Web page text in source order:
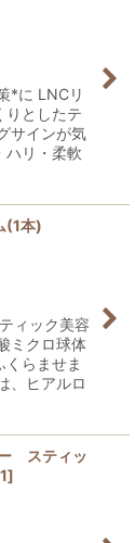
*に LNCリ
りとしたテ
サインが気
ハリ・柔軟
(1本)
ィック美容
ミクロ球体
らませま
、ヒアルロ
ー スティッ
]